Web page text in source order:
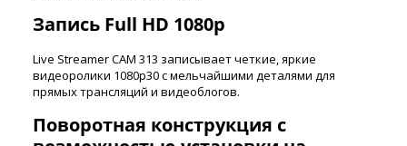
Запись Full HD 1080p
Live Streamer CAM 313 записывает четкие, яркие
видеоролики 1080p30 с мельчайшими деталями для
прямых трансляций и видеоблогов.
Поворотная конструкция с